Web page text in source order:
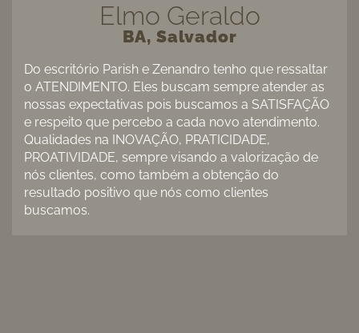
Elmo Geraldo
BA, Salvador
Do escritório Parish e Zenandro tenho que ressaltar
o ATENDIMENTO. Eles buscam sempre atender as
nossas expectativas pois buscamos a SATISFAÇÃO
e respeito que percebo a cada novo atendimento.
Qualidades na INOVAÇÃO, PRATICIDADE,
PROATIVIDADE, sempre visando a valorização de
nós clientes, como também a obtenção do
resultado positivo que nós como clientes
buscamos.